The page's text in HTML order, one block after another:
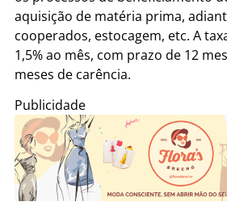
aquisição de matéria prima,
cooperados, estocagem, etc. A
1,5% ao mês, com prazo de 12
meses de carência.
Publicidade